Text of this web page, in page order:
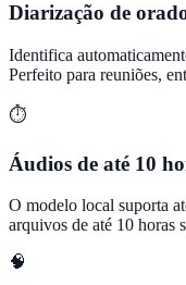
Diarização de
Identifica
Perfeito para reuniões,
⏱️
Áudios de até 10
O modelo local suporta
arquivos de até 10 horas
🧠